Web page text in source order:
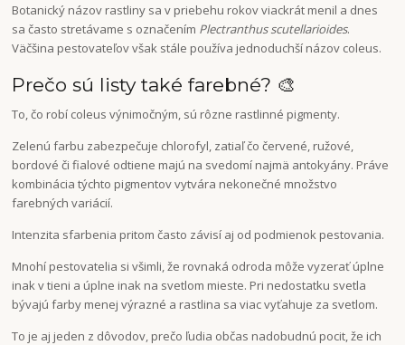
Botanický názov rastliny sa v priebehu rokov viackrát menil a dnes
sa často stretávame s označením Plectranthus scutellarioides.
Väčšina pestovateľov však stále používa jednoduchší názov coleus.
Prečo sú listy také farebné? 🎨
To, čo robí coleus výnimočným, sú rôzne rastlinné pigmenty.
Zelenú farbu zabezpečuje chlorofyl, zatiaľ čo červené, ružové,
bordové či fialové odtiene majú na svedomí najmä antokyány. Práve
kombinácia týchto pigmentov vytvára nekonečné množstvo
farebných variácií.
Intenzita sfarbenia pritom často závisí aj od podmienok pestovania.
Mnohí pestovatelia si všimli, že rovnaká odroda môže vyzerať úplne
inak v tieni a úplne inak na svetlom mieste. Pri nedostatku svetla
bývajú farby menej výrazné a rastlina sa viac vyťahuje za svetlom.
To je aj jeden z dôvodov, prečo ľudia občas nadobudnú pocit, že ich